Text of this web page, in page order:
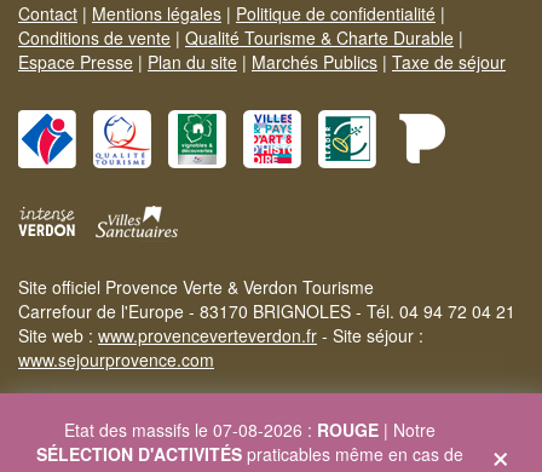
Contact | Mentions légales | Politique de confidentialité |
Conditions de vente | Qualité Tourisme & Charte Durable |
Espace Presse | Plan du site | Marchés Publics | Taxe de séjour
Site officiel Provence Verte & Verdon Tourisme
Carrefour de l'Europe - 83170 BRIGNOLES - Tél. 04 94 72 04 21
Site web : www.provenceverteverdon.fr - Site séjour :
www.sejourprovence.com
×
Etat des massifs le 07-08-2026 : ROUGE | Notre
SÉLECTION D'ACTIVITÉS praticables même en cas de